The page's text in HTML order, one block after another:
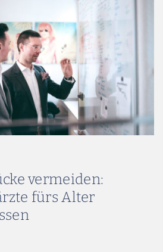
vermeiden:
fürs Alter